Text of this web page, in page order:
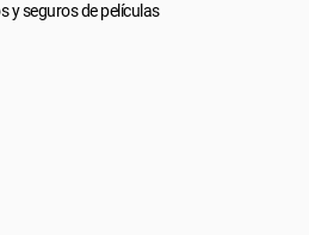
y seguros de películas